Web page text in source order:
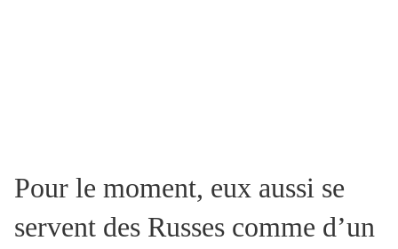
Pour le moment, eux aussi se
servent des Russes comme d’un